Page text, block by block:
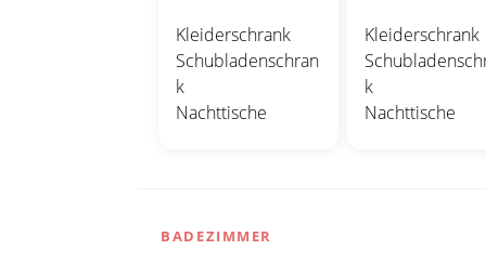
Kleiderschrank
Schubladenschran
k
Nachttische
Kleiderschrank
k
Nachttische
BADEZIMMER